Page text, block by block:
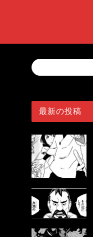
最新の投稿